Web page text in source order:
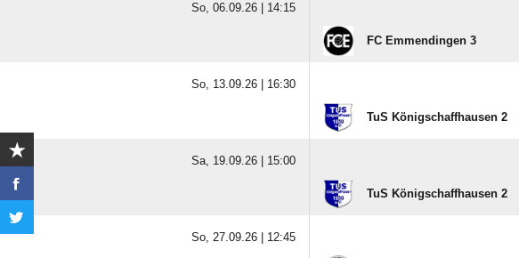
So, 06.09.26 | 14:15
FC Emmendingen 3
So, 13.09.26 | 16:30
TuS Königschaffhausen 2
Sa, 19.09.26 | 15:00
TuS Königschaffhausen 2
So, 27.09.26 | 12:45